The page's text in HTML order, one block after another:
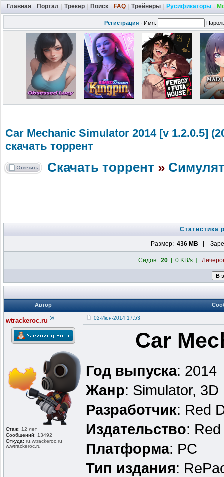
Главная Портал Трекер Поиск FAQ Трейнеры Русификаторы
Регистрация · Имя:
Car Mechanic Simulator 2014 [v 1.2.0.5]
скачать торрент
Скачать торрент »
Статистика
Размер: 436 MB |
Сидов: 20[ 0 KB/s ]
Автор
wtrackeroc.ru ®
Стаж: 12 лет
Сообщений: 13492
Откуда: ru.wtrackeroc.ru
w.wtrackeroc .ru
02-Июн-2014 17:53
Car
Год выпуска: 2014
Жанр: Simulator, 3D
Разработчик: Red
Издательство:
Платформа: PC
Тип издания: